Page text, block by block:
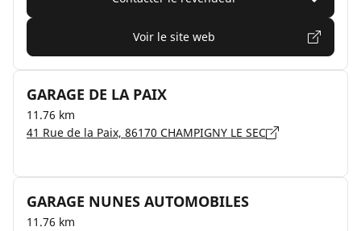
Voir le site web
GARAGE DE LA PAIX
11.76 km
41 Rue de la Paix, 86170 CHAMPIGNY LE SEC
GARAGE NUNES AUTOMOBILES
11.76 km